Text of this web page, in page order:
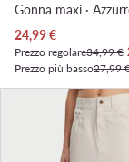
Prezzo attuale
24,99€
Prezzo regolare34,99 €
Prezzo più basso27,99